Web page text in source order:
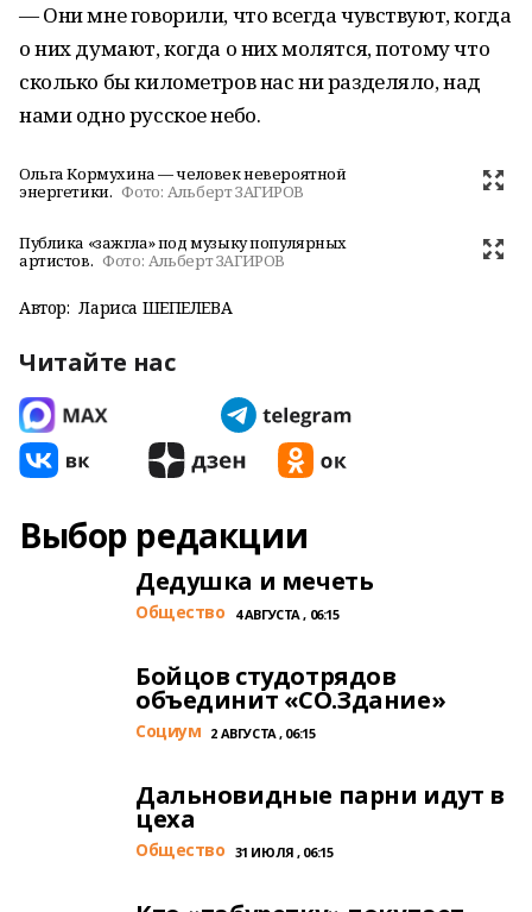
— Они мне говорили, что всегда чувствуют, когда
о них думают, когда о них молятся, потому что
сколько бы километров нас ни разделяло, над
нами одно русское небо.
Ольга Кормухина — человек невероятной
энергетики. Фото: Альберт ЗАГИРОВ
Публика «зажгла» под музыку популярных
артистов. Фото: Альберт ЗАГИРОВ
Автор: Лариса ШЕПЕЛЕВА
Читайте нас
Выбор редакции
Дедушка и мечеть
Общество 4 АВГУСТА , 06:15
Бойцов студотрядов
объединит «СО.Здание»
Cоциум 2 АВГУСТА , 06:15
Дальновидные парни идут в
цеха
Общество 31 ИЮЛЯ , 06:15